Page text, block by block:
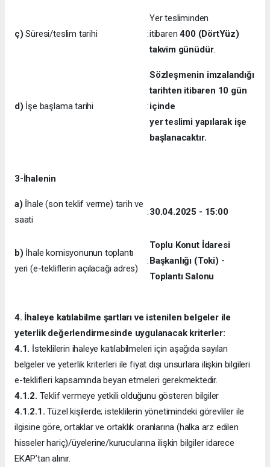
ç) Süresi/teslim tarihi :
Yer tesliminden
itibaren400 (DörtYüz)
takvim günüdür.
d) İşe başlama tarihi :
Sözleşmenin imzalandığı
tarihten itibaren 10 gün
içinde
yer teslimi yapılarak işe
başlanacaktır.
3-İhalenin
a) İhale (son teklif verme) tarih ve
saati
:30.04.2025 - 15:00
b) İhale komisyonunun toplantı
yeri (e-tekliflerin açılacağı adres)
:
Toplu Konut İdaresi
Başkanlığı (Toki) -
Toplantı Salonu
4. İhaleye katılabilme şartları ve istenilen belgeler ile
yeterlik değerlendirmesinde uygulanacak kriterler:
4.1. İsteklilerin ihaleye katılabilmeleri için aşağıda sayılan
belgeler ve yeterlik kriterleri ile fiyat dışı unsurlara ilişkin bilgileri
e-teklifleri kapsamında beyan etmeleri gerekmektedir.
4.1.2. Teklif vermeye yetkili olduğunu gösteren bilgiler
4.1.2.1. Tüzel kişilerde; isteklilerin yönetimindeki görevliler ile
ilgisine göre, ortaklar ve ortaklık oranlarına (halka arz edilen
hisseler hariç)/üyelerine/kurucularına ilişkin bilgiler idarece
EKAP’tan alınır.